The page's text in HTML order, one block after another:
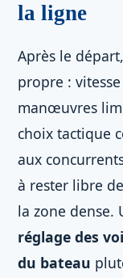
la ligne
Après le
propre :
manœuvres
choix tactique
aux
à rester libre
la zone dense.
réglage des
du bateau